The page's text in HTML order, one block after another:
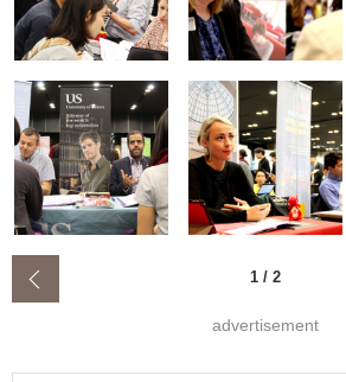
1 / 2
advertisement